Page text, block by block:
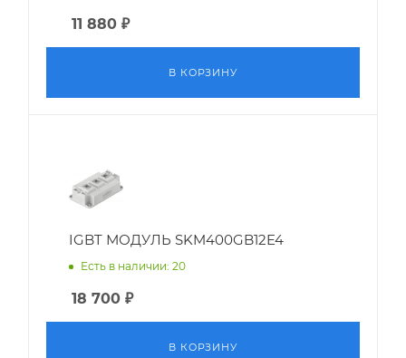
11 880 ₽
В КОРЗИНУ
IGBT МОДУЛЬ SKM400GB12E4
Есть в наличии: 20
18 700 ₽
В КОРЗИНУ